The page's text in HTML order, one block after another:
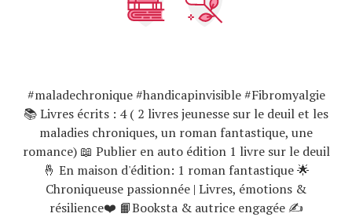
#maladechronique #handicapinvisible #Fibromyalgie
📚 Livres écrits : 4 ( 2 livres jeunesse sur le deuil et les
maladies chroniques, un roman fantastique, une
romance) 📖 Publier en auto édition 1 livre sur le deuil
🤞 En maison d'édition: 1 roman fantastique 🌟
Chroniqueuse passionnée | Livres, émotions &
résilience❤️ 📙Booksta & autrice engagée ✍️